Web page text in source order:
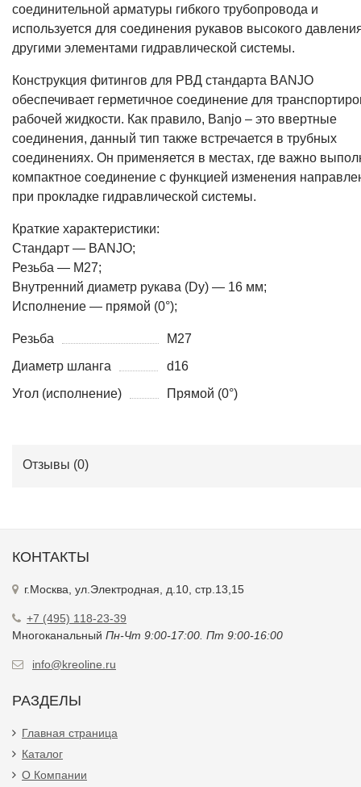
соединительной арматуры гибкого трубопровода и
используется для соединения рукавов высокого
другими элементами гидравлической системы.
Конструкция фитингов для РВД стандарта BANJO
обеспечивает герметичное соединение для
рабочей жидкости. Как правило, Banjo – это ввертные
соединения, данный тип также встречается в трубных
соединениях. Он применяется в местах, где важно
компактное соединение с функцией изменения
при прокладке гидравлической системы.
Краткие характеристики:
Стандарт — BANJO;
Резьба — M27;
Внутренний диаметр рукава (Dy) — 16 мм;
Исполнение — прямой (0°);
Резьба
M27
Диаметр шланга
d16
Угол (исполнение)
Прямой (0°)
Отзывы (0)
КОНТАКТЫ
г.Москва, ул.Электродная, д.10, стр.13,15
+7 (495) 118-23-39
Многоканальный Пн-Чт 9:00-17:00. Пт 9:00-16:00
info@kreoline.ru
РАЗДЕЛЫ
Главная страница
Каталог
О Компании